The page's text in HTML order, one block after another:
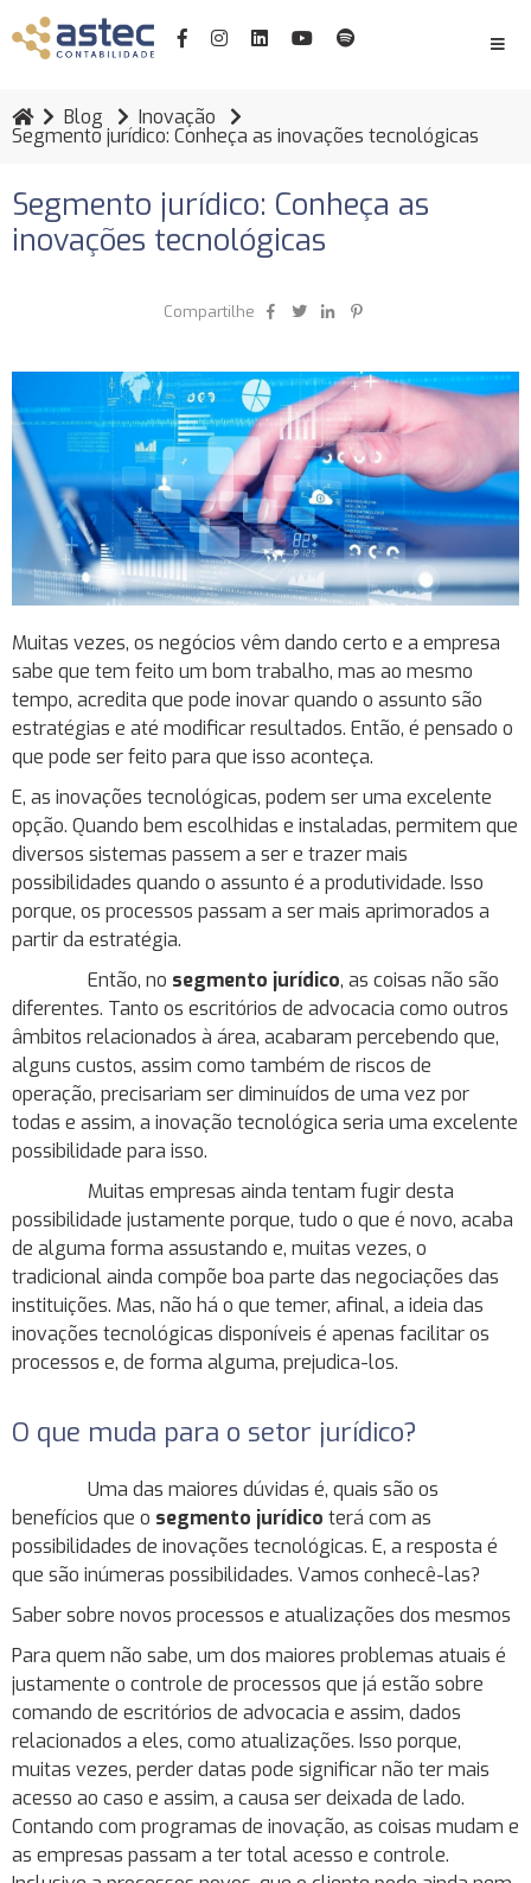
Blog Inovação
Segmento jurídico: Conheça as inovações tecnológicas
Segmento jurídico: Conheça as
inovações tecnológicas
Compartilhe
Muitas vezes, os negócios vêm dando certo e a empresa
sabe que tem feito um bom trabalho, mas ao mesmo
tempo, acredita que pode inovar quando o assunto são
estratégias e até modificar resultados. Então, é pensado o
que pode ser feito para que isso aconteça.
E, as inovações tecnológicas, podem ser uma excelente
opção. Quando bem escolhidas e instaladas, permitem que
diversos sistemas passem a ser e trazer mais
possibilidades quando o assunto é a produtividade. Isso
porque, os processos passam a ser mais aprimorados a
partir da estratégia.
Então, no segmento jurídico, as coisas não são
diferentes. Tanto os escritórios de advocacia como outros
âmbitos relacionados à área, acabaram percebendo que,
alguns custos, assim como também de riscos de
operação, precisariam ser diminuídos de uma vez por
todas e assim, a inovação tecnológica seria uma excelente
possibilidade para isso.
Muitas empresas ainda tentam fugir desta
possibilidade justamente porque, tudo o que é novo, acaba
de alguma forma assustando e, muitas vezes, o
tradicional ainda compõe boa parte das negociações das
instituições. Mas, não há o que temer, afinal, a ideia das
inovações tecnológicas disponíveis é apenas facilitar os
processos e, de forma alguma, prejudica-los.
O que muda para o setor jurídico?
Uma das maiores dúvidas é, quais são os
benefícios que o segmento jurídico terá com as
possibilidades de inovações tecnológicas. E, a resposta é
que são inúmeras possibilidades. Vamos conhecê-las?
Saber sobre novos processos e atualizações dos mesmos
Para quem não sabe, um dos maiores problemas atuais é
justamente o controle de processos que já estão sobre
comando de escritórios de advocacia e assim, dados
relacionados a eles, como atualizações. Isso porque,
muitas vezes, perder datas pode significar não ter mais
acesso ao caso e assim, a causa ser deixada de lado.
Contando com programas de inovação, as coisas mudam e
as empresas passam a ter total acesso e controle.